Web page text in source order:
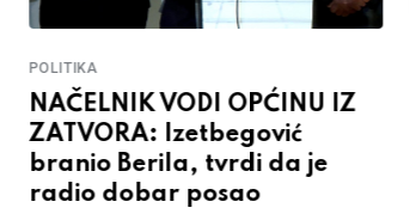
POLITIKA
NAČELNIK VODI OPĆINU IZ
ZATVORA: Izetbegović
branio Berila, tvrdi da je
radio dobar posao